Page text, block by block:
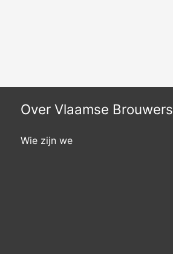
Over Vlaamse Brouwers
Wie zijn we